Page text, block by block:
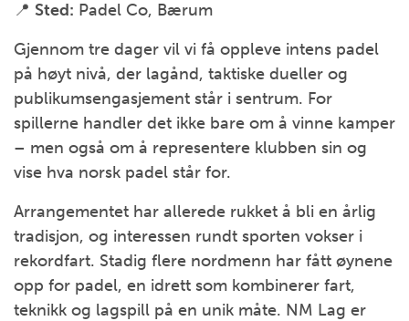
📍 Sted: Padel Co, Bærum
Gjennom tre dager vil vi få oppleve intens padel
på høyt nivå, der lagånd, taktiske dueller og
publikumsengasjement står i sentrum. For
spillerne handler det ikke bare om å vinne kamper
– men også om å representere klubben sin og
vise hva norsk padel står for.
Arrangementet har allerede rukket å bli en årlig
tradisjon, og interessen rundt sporten vokser i
rekordfart. Stadig flere nordmenn har fått øynene
opp for padel, en idrett som kombinerer fart,
teknikk og lagspill på en unik måte. NM Lag er